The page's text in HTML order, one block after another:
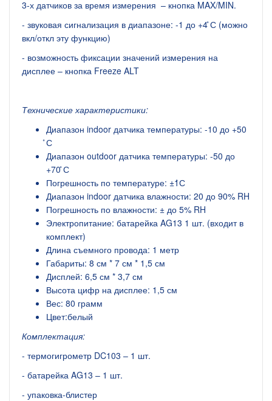
3-х датчиков за время измерения – кнопка MAX/MIN.
- звуковая сигнализация в диапазоне: -1 до +4 ̊С (можно
вкл/откл эту функцию)
- возможность фиксации значений измерения на
дисплее – кнопка Freeze ALT
Технические характеристики:
Диапазон indoor датчика температуры: -10 до +50
̊С
Диапазон outdoor датчика температуры: -50 до
+70 ̊С
Погрешность по температуре: ±1̊С
Диапазон indoor датчика влажности: 20 до 90% RH
Погрешность по влажности: ± до 5% RH
Электропитание: батарейка AG13 1 шт. (входит в
комплект)
Длина съемного провода: 1 метр
Габариты: 8 см * 7 см * 1,5 см
Дисплей: 6,5 см * 3,7 см
Высота цифр на дисплее: 1,5 см
Вес: 80 грамм
Цвет:белый
Комплектация:
- термогигрометр DC103 – 1 шт.
- батарейка AG13 – 1 шт.
- упаковка-блистер